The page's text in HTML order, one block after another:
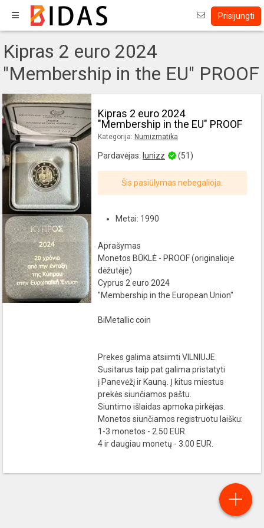
Prisijungti
Kipras 2 euro 2024
"Membership in the EU" PROOF
Kipras 2 euro 2024
"Membership in the EU" PROOF
Kategorija: Numizmatika
Pardavėjas: lunizz (51)
Šis pasiūlymas nebegalioja.
Metai: 1990
Aprašymas
Monetos BŪKLĖ - PROOF (originalioje
dėžutėje)
Cyprus 2 euro 2024
"Membership in the European Union"
BiMetallic coin
Prekes galima atsiimti VILNIUJE.
Susitarus taip pat galima pristatyti
į Panevėžį ir Kauną. Į kitus miestus
prekės siunčiamos paštu.
Siuntimo išlaidas apmoka pirkėjas.
Monetos siunčiamos registruotu laišku:
1-3 monetos - 2.50 EUR.
4 ir daugiau monetų - 3.00 EUR.